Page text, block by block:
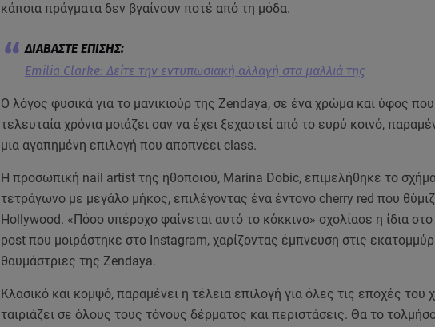
κάποια πράγματα δεν βγαίνουν ποτέ από τη μόδα.
Emilia Clarke: Δείτε την εντυπωσιακή αλλαγή στα μαλλιά της
Ο λόγος φυσικά για το μανικιούρ της Zendaya, σε ένα χρώμα και ύφος
τελευταία χρόνια μοιάζει σαν να έχει ξεχαστεί από το ευρύ κοινό,
μια αγαπημένη επιλογή που αποπνέει class.
Η προσωπική nail artist της ηθοποιού, Marina Dobic, επιμελήθηκε το
τετράγωνο με μεγάλο μήκος, επιλέγοντας ένα έντονο cherry red που
Hollywood. «Πόσο υπέροχο φαίνεται αυτό το κόκκινο» σχολίασε η ίδια στο
post που μοιράστηκε στο Instagram, χαρίζοντας έμπνευση στις
θαυμάστριες της Zendaya.
Κλασικό και κομψό, παραμένει η τέλεια επιλογή για όλες τις εποχές του
ταιριάζει σε όλους τους τόνους δέρματος και περιστάσεις. Θα το